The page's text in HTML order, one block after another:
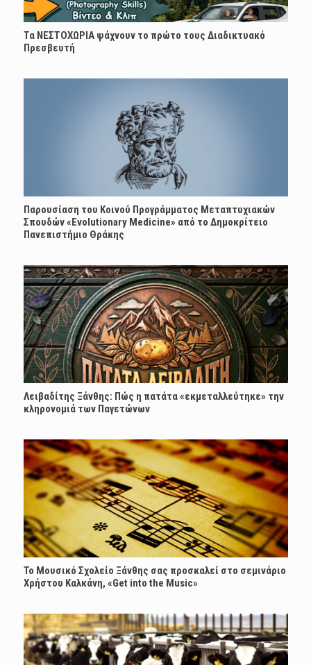
Τα ΝΕΣΤΟΧΩΡΙΑ ψάχνουν το πρώτο τους Διαδικτυακό
Πρεσβευτή
Παρουσίαση του Κοινού Προγράμματος Μεταπτυχιακών
Σπουδών «Evolutionary Medicine» από το Δημοκρίτειο
Πανεπιστήμιο Θράκης
Λειβαδίτης Ξάνθης: Πώς η πατάτα «εκμεταλλεύτηκε» την
κληρονομιά των Παγετώνων
Το Μουσικό Σχολείο Ξάνθης σας προσκαλεί στο σεμινάριο
Χρήστου Καλκάνη, «Get into the Music»